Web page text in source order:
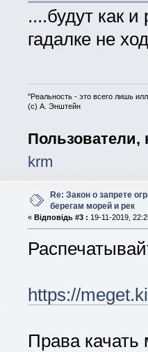
....будут как
гадалке не
"Реальность - это всего лишь
(с) А. Энштейн
Пользователи,
krm
Re: Закон о запрете
берегам морей и рек
« Відповідь #3 : 19-11-2019,
https://
Права качать